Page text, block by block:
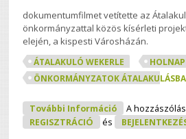
dokumentumfilmet vetítette az
önkormányzattal közös kísérleti
elején, a kispesti Városházán.
ÁTALAKULÓ WEKERLE
HOLNAP
ÖNKORMÁNYZATOK
További Információ A Holnap
Az
Projektünk
A
REGISZTRÁCIÓ
és